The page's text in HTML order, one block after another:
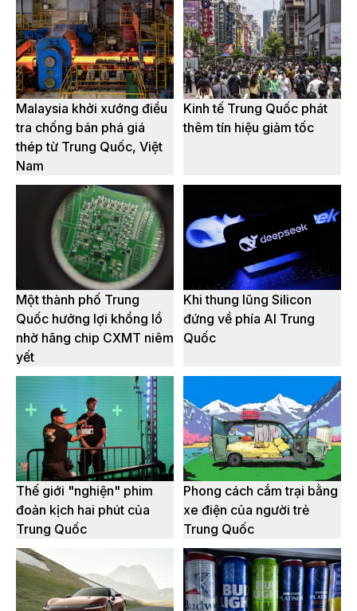
Malaysia khởi xướng điều
tra chống bán phá giá
thép từ Trung Quốc, Việt
Nam
Kinh tế Trung Quốc phát
thêm tín hiệu giảm tốc
Một thành phố Trung
Quốc hưởng lợi khổng lồ
nhờ hãng chip CXMT niêm
yết
Khi thung lũng Silicon
đứng về phía AI Trung
Quốc
Thế giới "nghiện" phim
đoản kịch hai phút của
Trung Quốc
Phong cách cắm trại bằng
xe điện của người trẻ
Trung Quốc